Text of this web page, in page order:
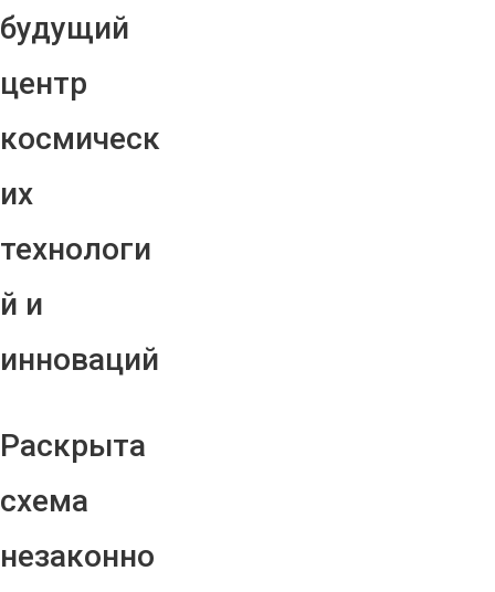
будущий
центр
космическ
их
технологи
й и
инноваций
Раскрыта
схема
незаконно